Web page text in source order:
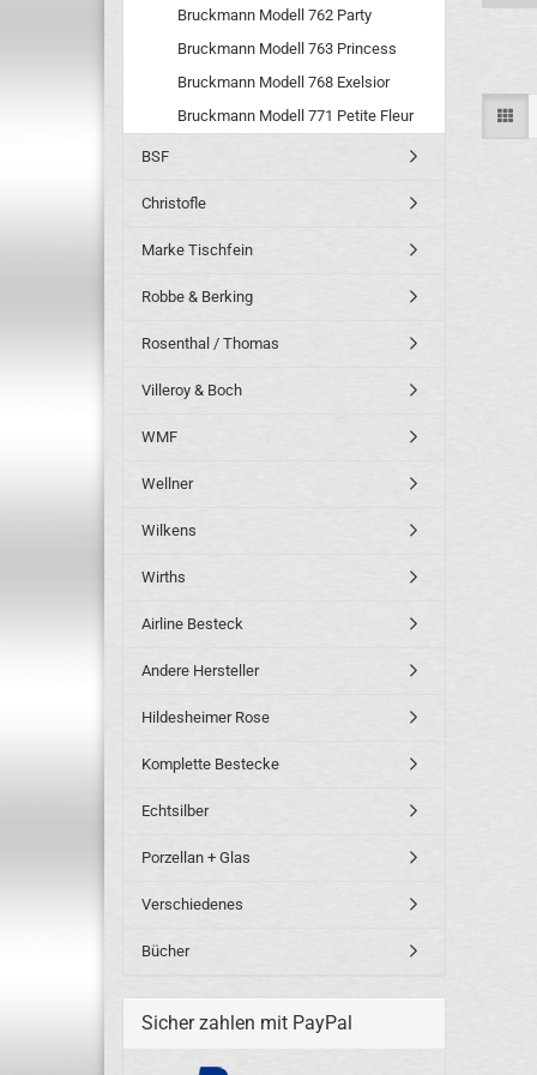
Bruckmann Modell 762 Party
Bruckmann Modell 763 Princess
Bruckmann Modell 768 Exelsior
Bruckmann Modell 771 Petite Fleur
BSF
Christofle
Marke Tischfein
Robbe & Berking
Rosenthal / Thomas
Villeroy & Boch
WMF
Wellner
Wilkens
Wirths
Airline Besteck
Andere Hersteller
Hildesheimer Rose
Komplette Bestecke
Echtsilber
Porzellan + Glas
Verschiedenes
Bücher
Sicher zahlen mit PayPal